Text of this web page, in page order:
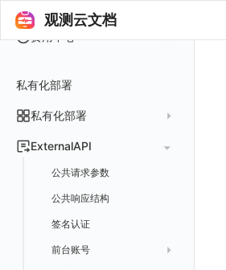
观测云文档
内容安全策略
可编程检测
数据转发至华为云 OBS
数据转发至阿里云 OSS
数据转发至谷歌云 GCS
FAQ
模版库
审计事件
分享管理
敏感数据扫描
创建扫描规则
自定义新建
官方规则库
管理扫描规则
实验室
SSO 管理
SAML
配置示例
阿里云 IDaaS
OIDC
角色映射
支持中心
Status Page
工单管理
OpenAPI SDK
创建
获取
删除
修改
获取
导出
仪表板轮播
列出
获取
新建
修改
删除
笔记
列出
获取
删除
导出
新版笔记
列出
获取
创建
查看器
列出
获取
内置视图
列出
服务管理
未恢复事件列出
获取事件内容
手动恢复事件
创建事件
异常追踪
频道
列出
新建
修改
删除
Issue
列出
获取
新建
日程
列出
获取
配置管理
通知策略
故障中心
故障列表
列出
值班
列出
获取
配置管理
等级 列出
错误中心
错误中心
列出
详情
错误中心规则
列出
基础设施
基础设施
获取所有 label
资源目录
统一目录
实体列表
日志
华为云
Azure
折线图
表格图
拓扑图数据返回
基础
如何开启
华为云
腾讯云
Azure
火山引擎
注意事项
商业版
计费价格明细
常见问题
阿里云账号结算
亚马逊云账号结算
注册与版本
结算与账单
费用中心
登录方式
账户概览
支持中心
账单管理
账户管理
工作空间管理
常见问题
私有化部署
私有化部署
发布历史
2025 年
2024 年
2023 年
2022 年
私有化版本说明
产品部署
部署必读
如何申请 License
开始使用
如何开始
运维手册
ExternalAPI
公共请求参数
公共响应结构
签名认证
前台账号